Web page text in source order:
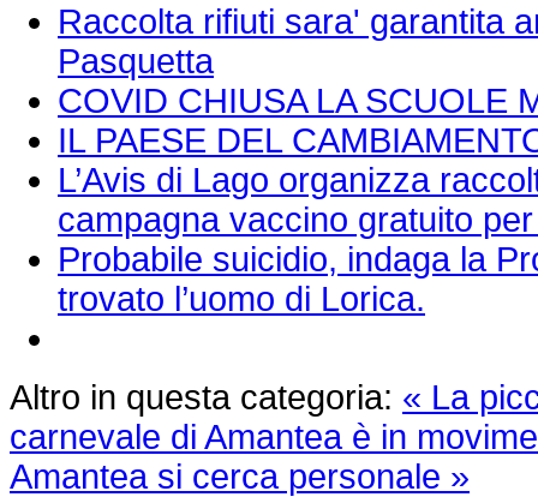
Raccolta rifiuti sara' garantita
Pasquetta
COVID CHIUSA LA SCUOLE
IL PAESE DEL
L’Avis di Lago organizza
campagna vaccino gratuito
Probabile suicidio, indaga la
trovato l’uomo di Lorica.
Altro in questa categoria: « La
carnevale di Amantea è in
Amantea si cerca personale »